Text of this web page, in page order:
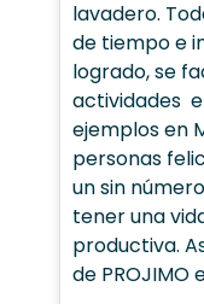
lavadero.
de tiempo e
logrado, se
actividades
ejemplos en
personas
un sin
tener una
productiva.
de PROJIMO